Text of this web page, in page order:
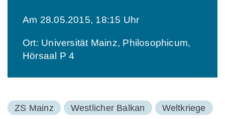
Am 28.05.2015, 18:15 Uhr
Ort: Universität Mainz, Philosophicum,
Hörsaal P 4
ZS Mainz Westlicher Balkan
Weltkriege